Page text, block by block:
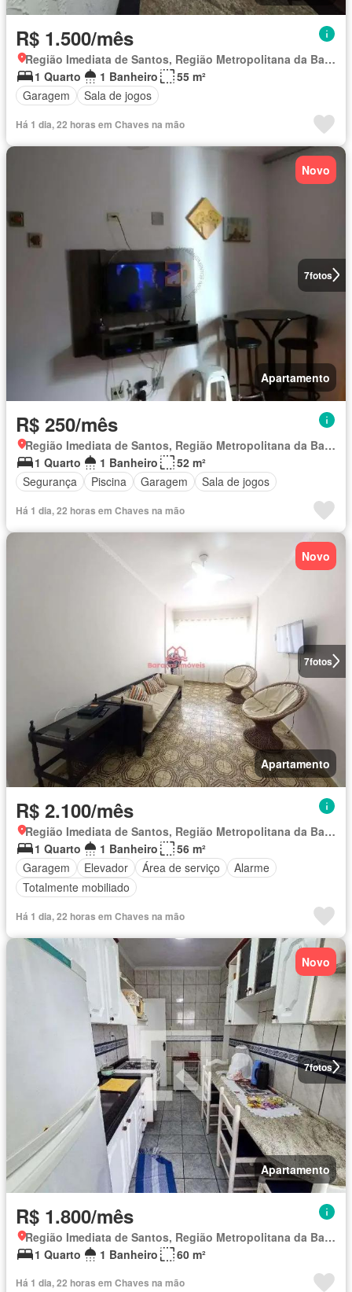
R$ 1.500/mês
Região Imediata de Santos, Região Metropolitana da Baixada Santista
1 Quarto
1 Banheiro
55 m²
Garagem
Sala de jogos
Há 1 dia, 22 horas em Chaves na mão
7fotos
Novo
Apartamento
R$ 250/mês
Região Imediata de Santos, Região Metropolitana da Baixada Santista
1 Quarto
1 Banheiro
52 m²
Segurança
Piscina Garagem Sala de jogos
Há 1 dia, 22 horas em Chaves na mão
7fotos
Novo
Apartamento
R$ 2.100/mês
Região Imediata de Santos, Região Metropolitana da Baixada Santista
1 Quarto
1 Banheiro
56 m²
Garagem
Elevador Área de serviço
Alarme
Totalmente mobiliado
Há 1 dia, 22 horas em Chaves na mão
7fotos
Novo
Apartamento
R$ 1.800/mês
Região Imediata de Santos, Região Metropolitana da Baixada Santista
1 Quarto
1 Banheiro 60 m²
Há 1 dia, 22 horas em Chaves na mão